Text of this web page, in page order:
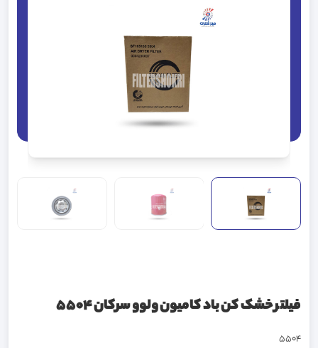
فیلتر خشک کن باد کامیون ولوو سرکان 5504
5504